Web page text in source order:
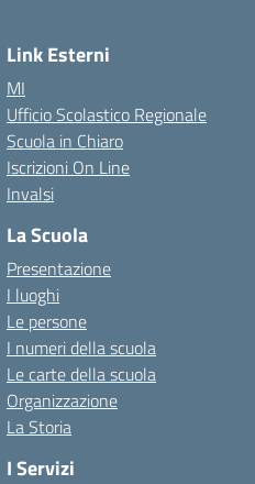
Link Esterni
MI
Ufficio Scolastico Regionale
Scuola in Chiaro
Iscrizioni On Line
Invalsi
La Scuola
Presentazione
I luoghi
Le persone
I numeri della scuola
Le carte della scuola
Organizzazione
La Storia
I Servizi